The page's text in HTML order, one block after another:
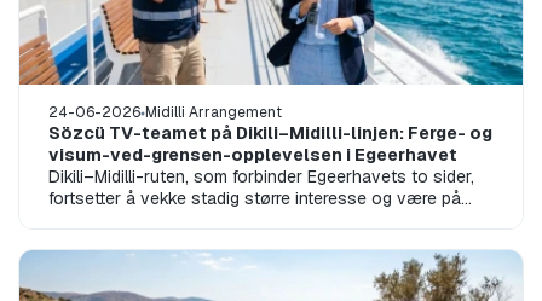
24-06-2026 Midilli Arrangement
Sözcü TV-teamet på Dikili–Midilli-linjen: Ferge- og
visum-ved-grensen-opplevelsen i Egeerhavet
Dikili–Midilli-ruten, som forbinder Egeerhavets to sider,
fortsetter å vekke stadig større interesse og være på